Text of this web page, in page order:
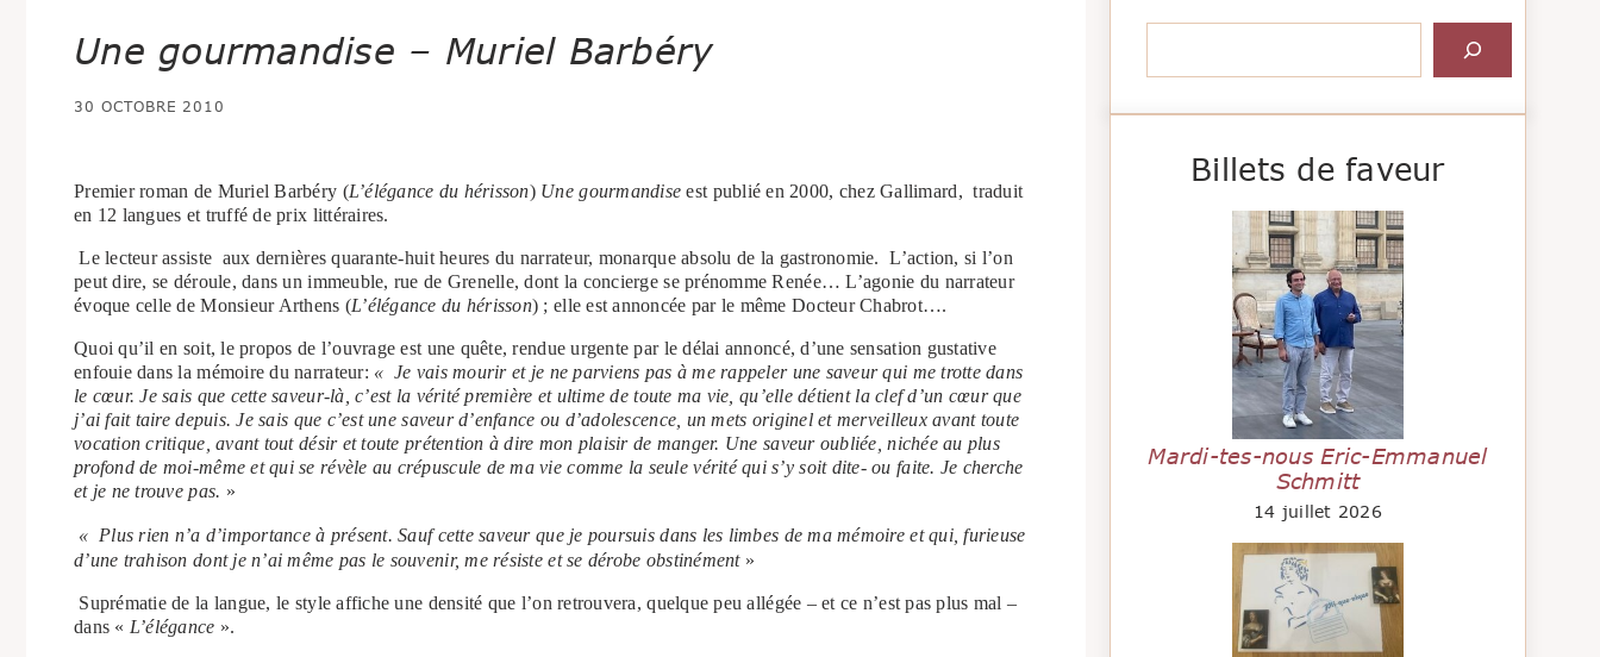
Une gourmandise – Muriel Barbéry
30 OCTOBRE 2010
Premier roman de Muriel Barbéry (L’élégance du hérisson) Une gourmandise est publié en 2000, chez Gallimard, traduit
en 12 langues et truffé de prix littéraires.
Le lecteur assiste aux dernières quarante-huit heures du narrateur, monarque absolu de la gastronomie. L’action, si l’on
peut dire, se déroule, dans un immeuble, rue de Grenelle, dont la concierge se prénomme Renée… L’agonie du narrateur
évoque celle de Monsieur Arthens (L’élégance du hérisson) ; elle est annoncée par le même Docteur Chabrot….
Quoi qu’il en soit, le propos de l’ouvrage est une quête, rendue urgente par le délai annoncé, d’une sensation gustative
enfouie dans la mémoire du narrateur: « Je vais mourir et je ne parviens pas à me rappeler une saveur qui me trotte dans
le cœur. Je sais que cette saveur-là, c’est la vérité première et ultime de toute ma vie, qu’elle détient la clef d’un cœur que
j’ai fait taire depuis. Je sais que c’est une saveur d’enfance ou d’adolescence, un mets originel et merveilleux avant toute
vocation critique, avant tout désir et toute prétention à dire mon plaisir de manger. Une saveur oubliée, nichée au plus
profond de moi-même et qui se révèle au crépuscule de ma vie comme la seule vérité qui s’y soit dite- ou faite. Je cherche
et je ne trouve pas. »
« Plus rien n’a d’importance à présent. Sauf cette saveur que je poursuis dans les limbes de ma mémoire et qui, furieuse
d’une trahison dont je n’ai même pas le souvenir, me résiste et se dérobe obstinément»
Suprématie de la langue, le style affiche une densité que l’on retrouvera, quelque peu allégée – et ce n’est pas plus mal –
dans « L’élégance ».
Billets de faveur
Mardi-tes-nous Eric-Emmanuel
Schmitt
14 juillet 2026